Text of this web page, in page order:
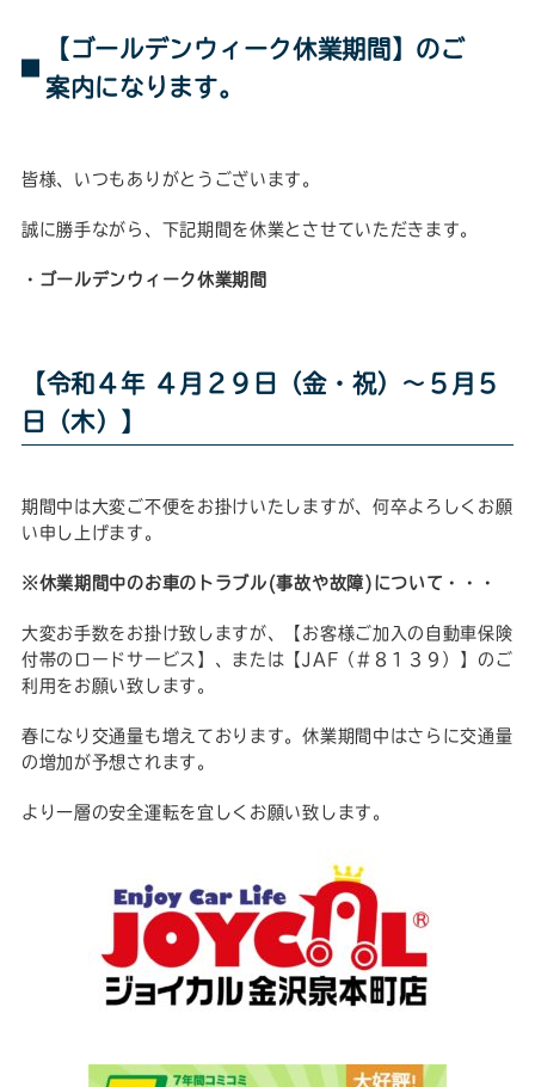
【ゴールデンウィーク休業期間】のご
案内になります。
皆様、いつもありがとうございます。
誠に勝手ながら、下記期間を休業とさせていただきます。
・ゴールデンウィーク休業期間
【令和４年 ４月２９日（金・祝）～５月５
日（木）】
期間中は大変ご不便をお掛けいたしますが、何卒よろしくお願
い申し上げます。
※休業期間中のお車のトラブル(事故や故障)について・・・
大変お手数をお掛け致しますが、【お客様ご加入の自動車保険
付帯のロードサービス】、または【JAF（#８１３９）】のご
利用をお願い致します。
春になり交通量も増えております。休業期間中はさらに交通量
の増加が予想されます。
より一層の安全運転を宜しくお願い致します。